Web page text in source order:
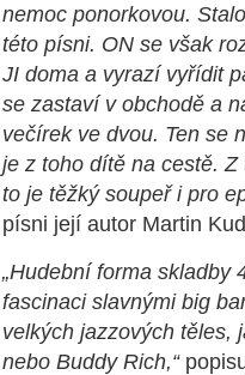
nemoc ponorkovou.
této písni. ON se však
JI doma a vyrazí vyřídit
se zastaví v obchodě a
večírek ve dvou. Ten se
je z toho dítě na cestě.
to je těžký soupeř i pro
písni její autor Martin
„Hudební forma skladby
fascinaci slavnými big
velkých jazzových těles,
nebo Buddy Rich,“